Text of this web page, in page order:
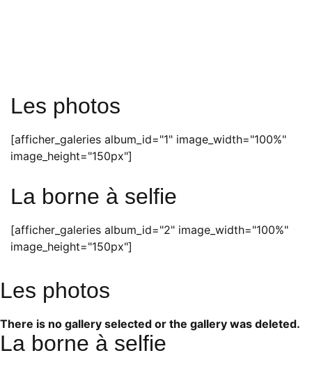
Les photos
[afficher_galeries album_id="1" image_width="100%"
image_height="150px"]
La borne à selfie
[afficher_galeries album_id="2" image_width="100%"
image_height="150px"]
Les photos
There is no gallery selected or the gallery was deleted.
La borne à selfie